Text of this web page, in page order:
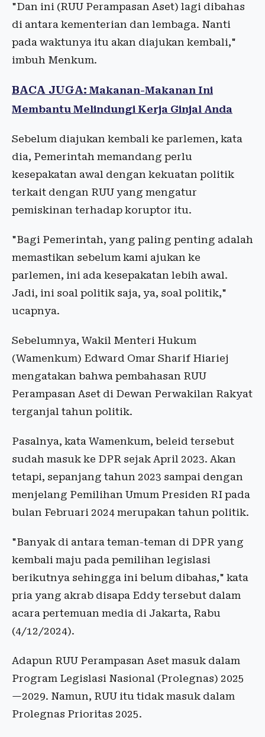
"Dan ini (RUU Perampasan Aset) lagi dibahas
di antara kementerian dan lembaga. Nanti
pada waktunya itu akan diajukan kembali,"
imbuh Menkum.
BACA JUGA: Makanan-Makanan Ini
Membantu Melindungi Kerja Ginjal Anda
Sebelum diajukan kembali ke parlemen, kata
dia, Pemerintah memandang perlu
kesepakatan awal dengan kekuatan politik
terkait dengan RUU yang mengatur
pemiskinan terhadap koruptor itu.
"Bagi Pemerintah, yang paling penting adalah
memastikan sebelum kami ajukan ke
parlemen, ini ada kesepakatan lebih awal.
Jadi, ini soal politik saja, ya, soal politik,"
ucapnya.
Sebelumnya, Wakil Menteri Hukum
(Wamenkum) Edward Omar Sharif Hiariej
mengatakan bahwa pembahasan RUU
Perampasan Aset di Dewan Perwakilan Rakyat
terganjal tahun politik.
Pasalnya, kata Wamenkum, beleid tersebut
sudah masuk ke DPR sejak April 2023. Akan
tetapi, sepanjang tahun 2023 sampai dengan
menjelang Pemilihan Umum Presiden RI pada
bulan Februari 2024 merupakan tahun politik.
"Banyak di antara teman-teman di DPR yang
kembali maju pada pemilihan legislasi
berikutnya sehingga ini belum dibahas," kata
pria yang akrab disapa Eddy tersebut dalam
acara pertemuan media di Jakarta, Rabu
(4/12/2024).
Adapun RUU Perampasan Aset masuk dalam
Program Legislasi Nasional (Prolegnas) 2025
—2029. Namun, RUU itu tidak masuk dalam
Prolegnas Prioritas 2025.